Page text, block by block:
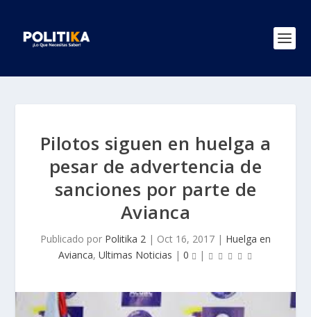
Pilotos siguen en huelga a
pesar de advertencia de
sanciones por parte de
Avianca
Publicado por Politika 2 | Oct 16, 2017 | Huelga en
Avianca, Ultimas Noticias | 0 |